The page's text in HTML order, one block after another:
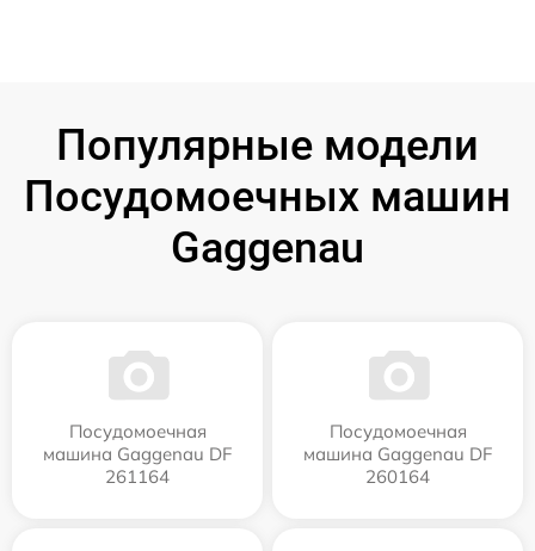
Популярные модели
Посудомоечных машин
Gaggenau
Посудомоечная
машина Gaggenau DF
261164
Посудомоечная
машина Gaggenau DF
260164